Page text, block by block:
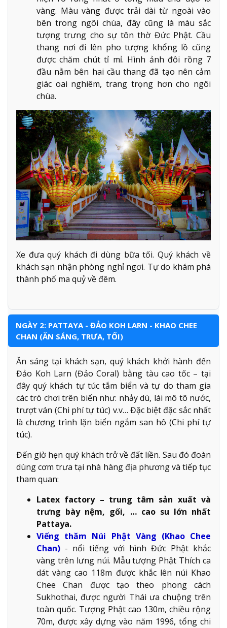
vàng. Màu vàng được trải dài từ ngoài vào
bên trong ngôi chùa, đây cũng là màu sắc
tượng trưng cho sự tôn thờ Đức Phật. Cầu
thang nơi đi lên pho tượng khổng lồ cũng
được chăm chút tỉ mỉ. Hình ảnh đôi rồng 7
đầu nằm bên hai cầu thang đã tạo nên cảm
giác oai nghiêm, trang trọng hơn cho ngôi
chùa.
Xe đưa quý khách đi dùng bữa tối. Quý khách về
khách sạn nhận phòng nghỉ ngơi. Tự do khám phá
thành phố ma quỷ về đêm.
NGÀY 2: PATTAYA - ĐẢO KOH LARN - KHAO CHEE
CHAN (ĂN SÁNG, TRƯA, TỐI)
Ăn sáng tại khách sạn, quý khách khởi hành đến
Đảo Koh Larn (Đảo Coral) bằng tàu cao tốc – tại
đây quý khách tự túc tắm biển và tự do tham gia
các trò chơi trên biển như: nhảy dù, lái mô tô nước,
trượt ván (Chi phí tự túc) v.v… Đặc biệt đặc sắc nhất
là chương trình lặn biển ngắm san hô (Chi phí tự
túc).
Đến giờ hẹn quý khách trở về đất liền. Sau đó đoàn
dùng cơm trưa tại nhà hàng địa phương và tiếp tục
tham quan:
Latex factory – trung tâm sản xuất và
trưng bày nệm, gối, … cao su lớn nhất
Pattaya.
Viếng thăm Núi Phật Vàng (Khao Chee
Chan) - nổi tiếng với hình Đức Phật khắc
vàng trên lưng núi. Mẫu tượng Phật Thích ca
dát vàng cao 118m được khắc lên núi Khao
Chee Chan được tạo theo phong cách
Sukhothai, được người Thái ưa chuộng trên
toàn quốc. Tượng Phật cao 130m, chiều rộng
70m, được xây dựng vào năm 1996, tổng chi